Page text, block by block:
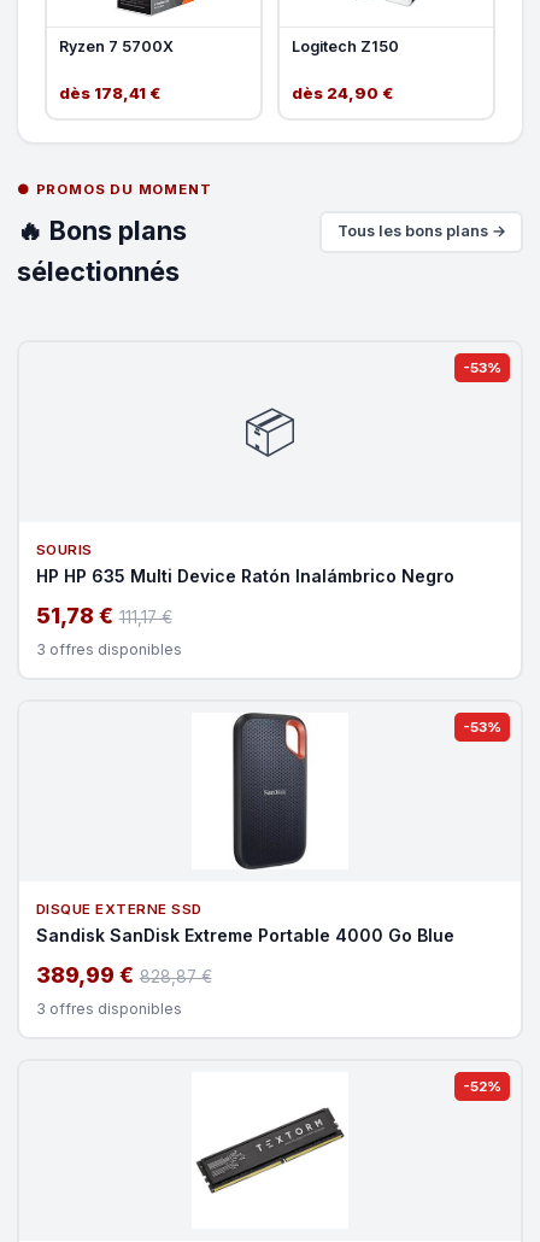
Ryzen 7 5700X
dès 178,41 €
Logitech Z150
dès 24,90 €
● PROMOS DU MOMENT
🔥 Bons plans
sélectionnés
Tous les bons plans →
📦
-53%
SOURIS
HP HP 635 Multi Device Ratón Inalámbrico Negro
51,78 € 111,17 €
3 offres disponibles
-53%
DISQUE EXTERNE SSD
Sandisk SanDisk Extreme Portable 4000 Go Blue
389,99 € 828,87 €
3 offres disponibles
-52%